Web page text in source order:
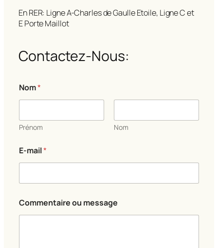
En RER: Ligne A-Charles de Gaulle Etoile, Ligne C et
E Porte Maillot
Contactez-Nous:
Nom*
Prénom Nom
N
o
C
m
m
e
E-mail*
Commentaire ou message